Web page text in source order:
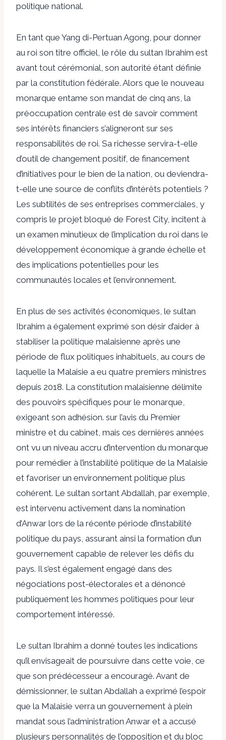
politique national.
En tant que Yang di-Pertuan Agong, pour donner
au roi son titre officiel, le rôle du sultan Ibrahim est
avant tout cérémonial, son autorité étant définie
par la constitution fédérale. Alors que le nouveau
monarque entame son mandat de cinq ans, la
préoccupation centrale est de savoir comment
ses intérêts financiers s’aligneront sur ses
responsabilités de roi. Sa richesse servira-t-elle
d’outil de changement positif, de financement
d’initiatives pour le bien de la nation, ou deviendra-
t-elle une source de conflits d’intérêts potentiels ?
Les subtilités de ses entreprises commerciales, y
compris le projet bloqué de Forest City, incitent à
un examen minutieux de l’implication du roi dans le
développement économique à grande échelle et
des implications potentielles pour les
communautés locales et l’environnement.
En plus de ses activités économiques, le sultan
Ibrahim a également exprimé son désir d’aider à
stabiliser la politique malaisienne après une
période de flux politiques inhabituels, au cours de
laquelle la Malaisie a eu quatre premiers ministres
depuis 2018. La constitution malaisienne délimite
des pouvoirs spécifiques pour le monarque,
exigeant son adhésion. sur l’avis du Premier
ministre et du cabinet, mais ces dernières années
ont vu un niveau accru d’intervention du monarque
pour remédier à l’instabilité politique de la Malaisie
et favoriser un environnement politique plus
cohérent. Le sultan sortant Abdallah, par exemple,
est intervenu activement dans la nomination
d’Anwar lors de la récente période d’instabilité
politique du pays, assurant ainsi la formation d’un
gouvernement capable de relever les défis du
pays. Il s’est également engagé dans des
négociations post-électorales et a dénoncé
publiquement les hommes politiques pour leur
comportement intéressé.
Le sultan Ibrahim a donné toutes les indications
qu’il envisageait de poursuivre dans cette voie, ce
que son prédécesseur a encouragé. Avant de
démissionner, le sultan Abdallah a exprimé l’espoir
que la Malaisie verra un gouvernement à plein
mandat sous l’administration Anwar et a accusé
plusieurs personnalités de l’opposition et du bloc